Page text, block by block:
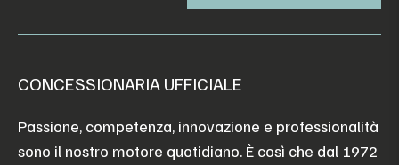
CONCESSIONARIA UFFICIALE
Passione, competenza, innovazione e professionalità
sono il nostro motore quotidiano. È così che dal 1972